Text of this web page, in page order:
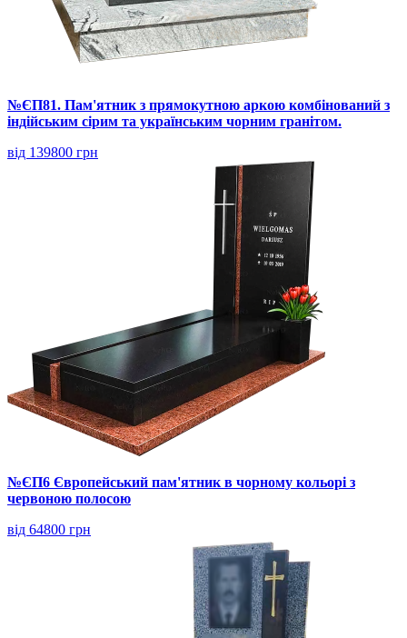
№ЄП81. Пам'ятник з прямокутною аркою комбінований з
індійським сірим та українським чорним гранітом.
від 139800 грн
№ЄП6 Європейський пам'ятник в чорному кольорі з
червоною полосою
від 64800 грн